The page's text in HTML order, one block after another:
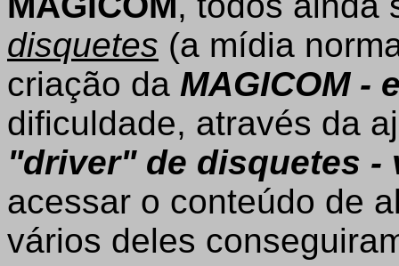
disquetes (a mídia
criação da MAGICOM -
dificuldade, através da
"driver" de disquetes -
acessar o conteúdo de
vários deles